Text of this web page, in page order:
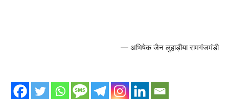
— अभिषेक जैन लुहाड़ीया रामगंजमंडी